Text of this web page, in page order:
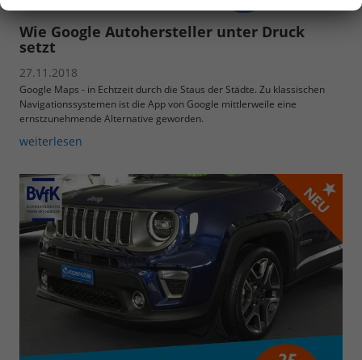
Wie Google Autohersteller unter Druck
setzt
27.11.2018
Google Maps - in Echtzeit durch die Staus der Städte. Zu klassischen
Navigationssystemen ist die App von Google mittlerweile eine
ernstzunehmende Alternative geworden.
weiterlesen